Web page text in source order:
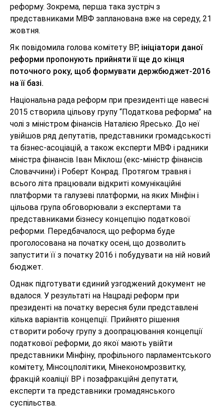
реформу. Зокрема, перша така зустріч з
представниками МВФ запланована вже на середу, 21
жовтня.
Як повідомила голова комітету ВР, ініціатори даної
реформи пропонують прийняти її ще до кінця
поточного року, щоб формувати держбюджет-2016
на її базі.
Національна рада реформ при президенті ще навесні
2015 створила цільову групу “Податкова реформа” на
чолі з міністром фінансів Наталією Яресько. До неї
увійшов ряд депутатів, представники громадськості
та бізнес-асоціацій, а також експерти МВФ і радники
міністра фінансів Іван Міклош (екс-міністр фінансів
Словаччини) і Роберт Конрад. Протягом травня і
всього літа працювали відкриті комунікаційні
платформи та галузеві платформи, на яких Мінфін і
цільова група обговорювали з експертами та
представниками бізнесу концепцію податкової
реформи. Передбачалося, що реформа буде
проголосована на початку осені, що дозволить
запустити її з початку 2016 і побудувати на ній новий
бюджет.
Однак підготувати єдиний узгоджений документ не
вдалося. У результаті на Нацраді реформ при
президенті на початку вересня були представлені
кілька варіантів концепції. Прийнято рішення
створити робочу групу з доопрацювання концепції
податкової реформи, до якої мають увійти
представники Мінфіну, профільного парламентського
комітету, Мінсоцполітики, Мінекономрозвитку,
фракцій коаліції ВР і позафракційні депутати,
експерти та представники громадянського
суспільства.